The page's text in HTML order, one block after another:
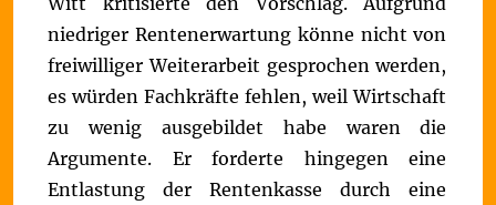
niedriger Rentenerwartung könne nicht von
freiwilliger Weiterarbeit gesprochen werden,
es würden Fachkräfte fehlen, weil Wirtschaft
zu wenig ausgebildet habe waren die
Argumente. Er forderte hingegen eine
Entlastung der Rentenkasse durch eine